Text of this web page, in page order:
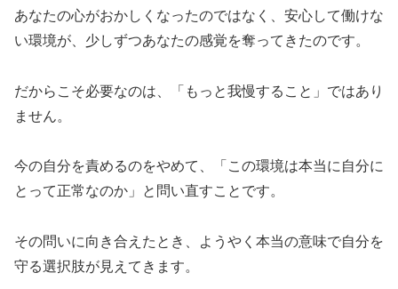
あなたの心がおかしくなったのではなく、安心して働けな
い環境が、少しずつあなたの感覚を奪ってきたのです。
だからこそ必要なのは、「もっと我慢すること」ではあり
ません。
今の自分を責めるのをやめて、「この環境は本当に自分に
とって正常なのか」と問い直すことです。
その問いに向き合えたとき、ようやく本当の意味で自分を
守る選択肢が見えてきます。